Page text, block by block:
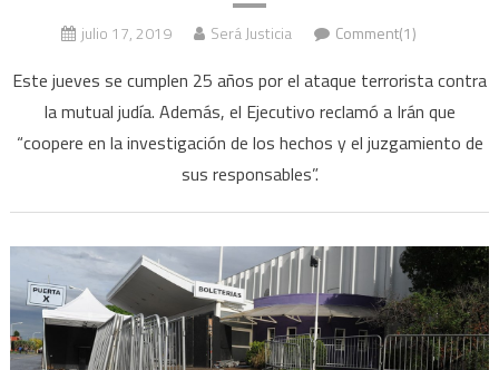
julio 17, 2019 Será Justicia Comment(1)
Este jueves se cumplen 25 años por el ataque terrorista contra
la mutual judía. Además, el Ejecutivo reclamó a Irán que
“coopere en la investigación de los hechos y el juzgamiento de
sus responsables”.